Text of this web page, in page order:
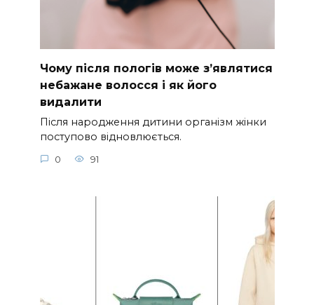
Чому після пологів може з’являтися
небажане волосся і як його
видалити
Після народження дитини організм жінки
поступово відновлюється.
0 91